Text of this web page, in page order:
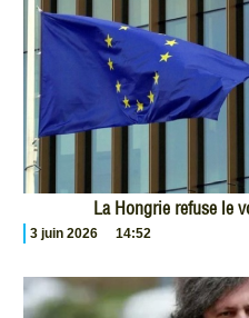
La Hongrie refuse le
3 juin 2026 14:52